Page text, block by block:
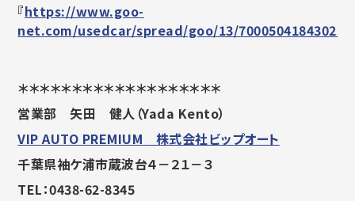
『https://www.goo-
net.com/usedcar/spread/goo/13/
＊＊＊＊＊＊＊＊＊＊＊＊＊＊＊＊＊＊＊
営業部 矢田 健人（Yada Kento）
VIP AUTO PREMIUM 株式会社ビップオート
千葉県袖ケ浦市蔵波台４－２１－３
TEL：0438-62-8345